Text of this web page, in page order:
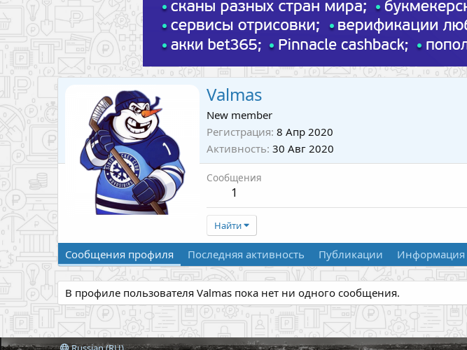
Valmas
New member
Регистрация 8 Апр 2020
Активность 30 Авг 2020
Сообщения
1
Найти
Сообщения профиля Последняя активность Публикации Информация
В профиле пользователя Valmas пока нет ни одного сообщения.